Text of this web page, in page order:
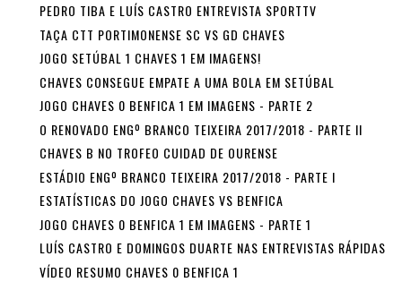
PEDRO TIBA E LUÍS CASTRO ENTREVISTA SPORTTV
TAÇA CTT PORTIMONENSE SC VS GD CHAVES
JOGO SETÚBAL 1 CHAVES 1 EM IMAGENS!
CHAVES CONSEGUE EMPATE A UMA BOLA EM SETÚBAL
JOGO CHAVES 0 BENFICA 1 EM IMAGENS - PARTE 2
O RENOVADO ENGº BRANCO TEIXEIRA 2017/2018 - PARTE II
CHAVES B NO TROFEO CUIDAD DE OURENSE
ESTÁDIO ENGº BRANCO TEIXEIRA 2017/2018 - PARTE I
ESTATÍSTICAS DO JOGO CHAVES VS BENFICA
JOGO CHAVES 0 BENFICA 1 EM IMAGENS - PARTE 1
LUÍS CASTRO E DOMINGOS DUARTE NAS ENTREVISTAS RÁPIDAS
VÍDEO RESUMO CHAVES 0 BENFICA 1